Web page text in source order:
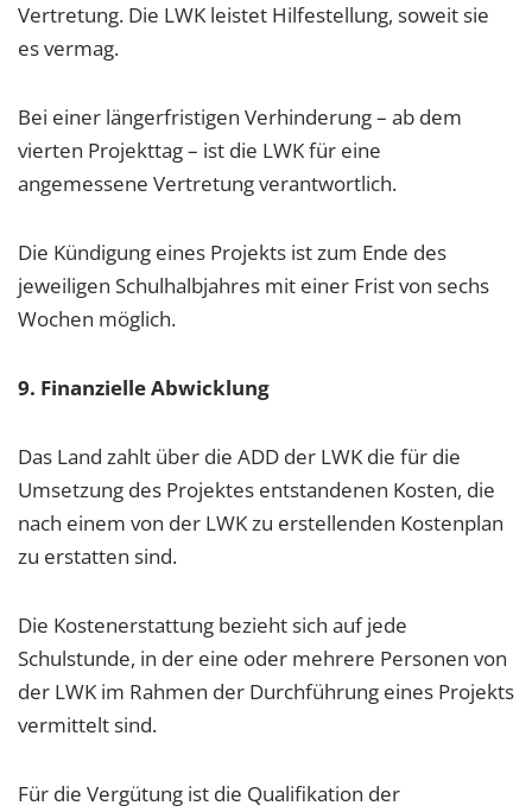
Vertretung. Die LWK leistet Hilfestellung, soweit sie
es vermag.
Bei einer längerfristigen Verhinderung – ab dem
vierten Projekttag – ist die LWK für eine
angemessene Vertretung verantwortlich.
Die Kündigung eines Projekts ist zum Ende des
jeweiligen Schulhalbjahres mit einer Frist von sechs
Wochen möglich.
9. Finanzielle Abwicklung
Das Land zahlt über die ADD der LWK die für die
Umsetzung des Projektes entstandenen Kosten, die
nach einem von der LWK zu erstellenden Kostenplan
zu erstatten sind.
Die Kostenerstattung bezieht sich auf jede
Schulstunde, in der eine oder mehrere Personen von
der LWK im Rahmen der Durchführung eines Projekts
vermittelt sind.
Für die Vergütung ist die Qualifikation der